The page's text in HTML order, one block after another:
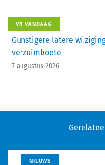
VN VANDAAG
Gunstigere latere
verzuimboete
7 augustus 2026
NIEUWS